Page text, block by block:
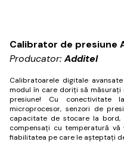
Calibrator de presiune
Producator:Additel
Calibratoarele digitale
modul în care doriți să
presiune!
Cu conectivitate
microprocesor, senzori de
capacitate de stocare la
compensați cu temperatură
fiabilitatea pe care le așteptați